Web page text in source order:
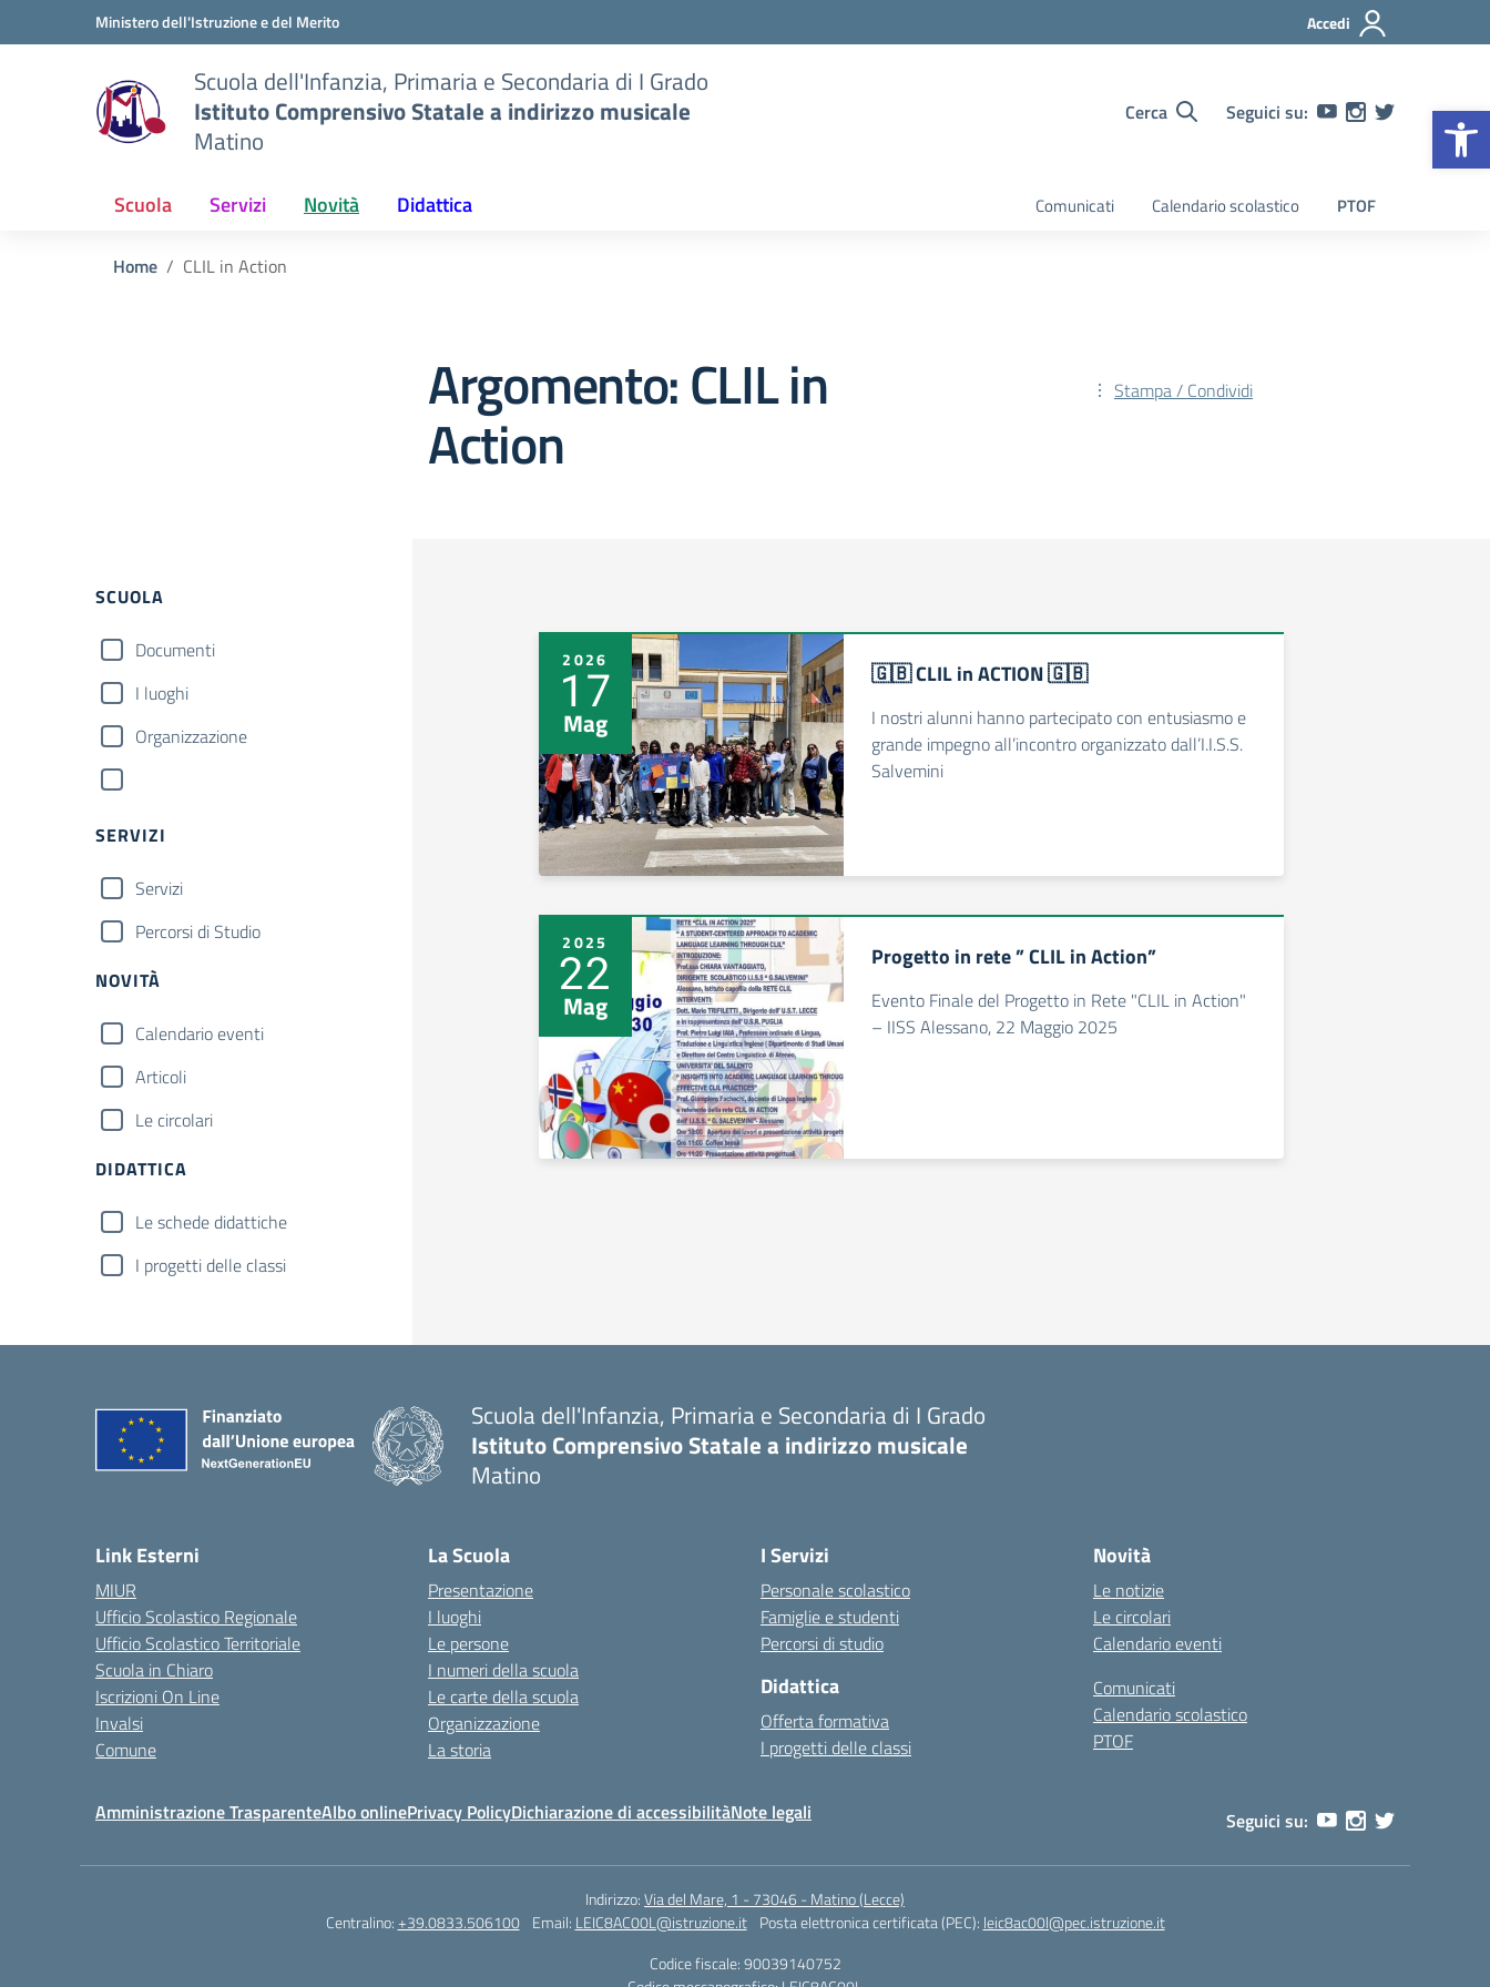
Vai ai contenuti
Vai al menu di navigazioneMinistero dell'Istruzione e del Merito Accedi
Scuola dell'Infanzia, Primaria e Secondaria di I Grado
Istituto Comprensivo Statale a indirizzo musicale
Matino
Cerca Seguici su:
Scuola Servizi Novità Didattica Comunicati Calendario scolastico PTOF
Home CLIL in Action
Argomento: CLIL in
Action
Stampa / Condividi
SCUOLA
Documenti
I luoghi
Organizzazione
SERVIZI
Servizi
Percorsi di Studio
NOVITÀ
Calendario eventi
Articoli
Le circolari
DIDATTICA
Le schede didattiche
I progetti delle classi
2026
17
Mag
🇬🇧 CLIL in ACTION 🇬🇧
I nostri alunni hanno partecipato con entusiasmo e
grande impegno all’incontro organizzato dall’I.I.S.S.
Salvemini
2025
22
Mag
Progetto in rete ” CLIL in Action”
Evento Finale del Progetto in Rete "CLIL in Action"
– IISS Alessano, 22 Maggio 2025
Scuola dell'Infanzia, Primaria e Secondaria di I Grado
Istituto Comprensivo Statale a indirizzo musicale
Matino
Link Esterni
MIUR
Ufficio Scolastico Regionale
Ufficio Scolastico Territoriale
Scuola in Chiaro
Iscrizioni On Line
Invalsi
Comune
La Scuola
Presentazione
I luoghi
Le persone
I numeri della scuola
Le carte della scuola
Organizzazione
La storia
I Servizi
Personale scolastico
Famiglie e studenti
Percorsi di studio
Didattica
Offerta formativa
I progetti delle classi
Novità
Le notizie
Le circolari
Calendario eventi
Comunicati
Calendario scolastico
PTOF
Amministrazione TrasparenteAlbo onlinePrivacy PolicyDichiarazione di accessibilitàNote legali Seguici su:
Indirizzo:Via del Mare, 1 - 73046 - Matino (Lecce)
Centralino:+39.0833.506100 Email: LEIC8AC00L@istruzione.it Posta elettronica certificata (PEC): leic8ac00l@pec.istruzione.it
Codice fiscale: 90039140752